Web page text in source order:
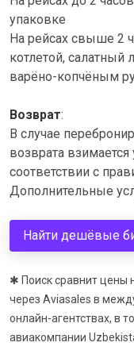
упаковке
На рейсах свыше 2
котлетой,
варёно-копчёным
Возврат:
В случае
возврата
соответствии с
Дополнительные
Найти дешёвые
✱ Поиск сравнит цены
через Aviasales в
онлайн-агентствах, в
авиакомпании